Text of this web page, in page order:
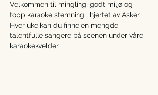
Velkommen til mingling, godt miljø og
topp karaoke stemning i hjertet av Asker.
Hver uke kan du finne en mengde
talentfulle sangere på scenen under våre
karaokekvelder.